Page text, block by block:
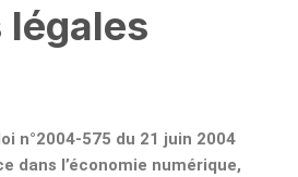
légales
n°2004-575 du 21 juin 2004
dans l’économie numérique,